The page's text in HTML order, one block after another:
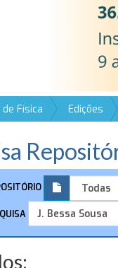
Física Edições